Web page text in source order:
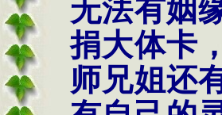
无法有姻
捐大体卡
师兄姐还